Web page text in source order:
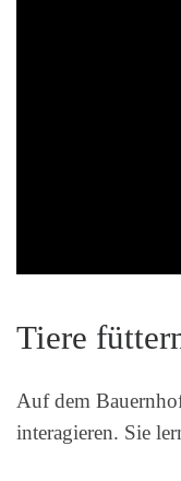
Tiere
Auf dem
interagieren. Sie